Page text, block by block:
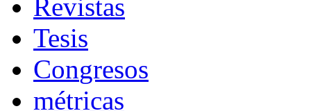
Revistas
Tesis
Congresos
métricas